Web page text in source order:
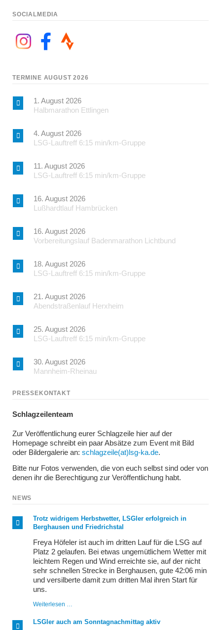
SOCIALMEDIA
TERMINE AUGUST 2026
1. August 2026
Halbmarathon Ettlingen
4. August 2026
LSG-Lauftreff 6:15 min/km-Gruppe
11. August 2026
LSG-Lauftreff 6:15 min/km-Gruppe
16. August 2026
Lußhardtlauf Hambrücken
16. August 2026
Vorbereitungslauf Badenmarathon Lichtbund
18. August 2026
LSG-Lauftreff 6:15 min/km-Gruppe
21. August 2026
Abendstraßenlauf Herxheim
25. August 2026
LSG-Lauftreff 6:15 min/km-Gruppe
30. August 2026
Mannheim-Rheinau
PRESSEKONTAKT
Schlagzeilenteam
Zur Veröffentlichung eurer Schlagzeile hier auf der
Homepage schreibt ein paar Absätze zum Event mit Bild
oder Bildergalerie an: schlagzeile(at)lsg-ka.de.
Bitte nur Fotos verwenden, die von euch selbst sind oder von
denen ihr die Berechtigung zur Veröffentlichung habt.
NEWS
Trotz widrigem Herbstwetter, LSGler erfolgreich in
Berghausen und Friedrichstal
Freya Höfeler ist auch im dritten Lauf für die LSG auf
Platz 2 gelaufen. Bei etwas ungemütlichem Wetter mit
leichtem Regen und Wind erreichte sie, auf der nicht
sehr schnellen Strecke in Berghausen, gute 42:06 min
und versilberte damit zum dritten Mal ihren Start für
uns.
Weiterlesen …
Herbstwetter,
LSGler
LSGler auch am Sonntagnachmittag aktiv